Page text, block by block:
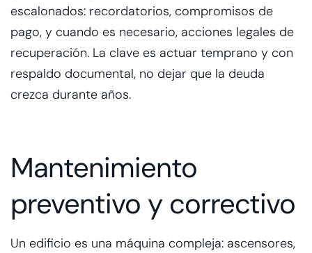
escalonados: recordatorios, compromisos de
pago, y cuando es necesario, acciones legales de
recuperación. La clave es actuar temprano y con
respaldo documental, no dejar que la deuda
crezca durante años.
Mantenimiento
preventivo y correctivo
Un edificio es una máquina compleja: ascensores,